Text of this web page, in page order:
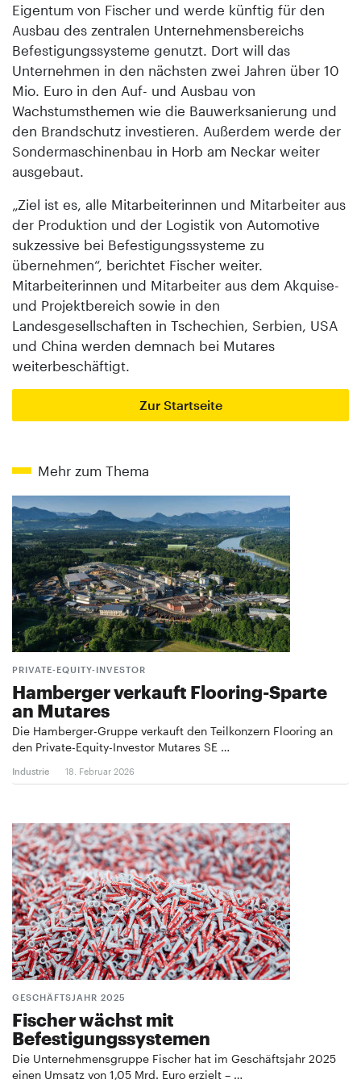
Eigentum von Fischer und werde künftig für den
Ausbau des zentralen Unternehmensbereichs
Befestigungssysteme genutzt. Dort will das
Unternehmen in den nächsten zwei Jahren über 10
Mio. Euro in den Auf- und Ausbau von
Wachstumsthemen wie die Bauwerksanierung und
den Brandschutz investieren. Außerdem werde der
Sondermaschinenbau in Horb am Neckar weiter
ausgebaut.
„Ziel ist es, alle Mitarbeiterinnen und Mitarbeiter aus
der Produktion und der Logistik von Automotive
sukzessive bei Befestigungssysteme zu
übernehmen“, berichtet Fischer weiter.
Mitarbeiterinnen und Mitarbeiter aus dem Akquise-
und Projektbereich sowie in den
Landesgesellschaften in Tschechien, Serbien, USA
und China werden demnach bei Mutares
weiterbeschäftigt.
Zur Startseite
Mehr zum Thema
PRIVATE-EQUITY-INVESTOR
Hamberger verkauft Flooring-Sparte
an Mutares
Die Hamberger-Gruppe verkauft den Teilkonzern Flooring an
den Private-Equity-Investor Mutares SE …
Industrie 18. Februar 2026
GESCHÄFTSJAHR 2025
Fischer wächst mit
Befestigungssystemen
Die Unternehmensgruppe Fischer hat im Geschäftsjahr 2025
einen Umsatz von 1,05 Mrd. Euro erzielt – …